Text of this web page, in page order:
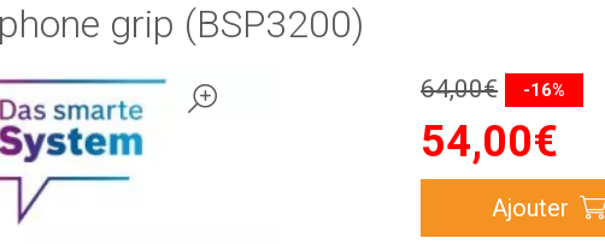
grip (BSP3200)
64,00€ -16%
54,00€
Ajouter